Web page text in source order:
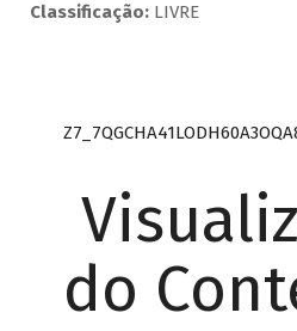
Classificação:LIVRE
do